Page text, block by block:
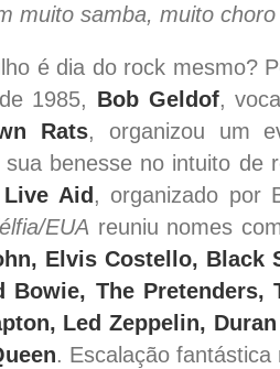
muito samba, muito choro
é dia do rock mesmo?
1985, Bob Geldof,
Rats, organizou um
sua benesse no intuito de
Live Aid , organizado por
EUA reuniu nomes
Elvis Costello, Black
Bowie, The Pretenders,
Led Zeppelin,
. Escalação fantástica